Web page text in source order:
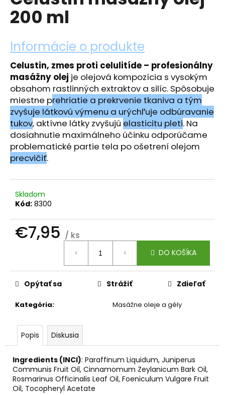
0,0
z
hviezdičiek.
200 ml
Informácie o produkte
Celustin, zmes proti celulitíde – profesionálny
masážny olej je olejová kompozícia s vysokým
obsahom rastlinných extraktov a silíc. Spôsobuje
miestne prehriatie a prekrvenie tkaniva a tým
zvyšuje látkovú výmenu a urýchľuje odbúravanie
tukov, aktívne látky zvyšujú elasticitu pleti. Na
dosiahnutie maximálneho účinku odporúčame
problematické partie tela po ošetrení olejom
precvičiť.
Skladom
Kód: 8300
€7,95 / ks
DO KOŠÍKA
Kategória: Masážne oleje a gély
Opýtať sa Strážiť Zdieľať
Popis Diskusia
Ingredients (INCI): Paraffinum Liquidum, Juniperus
Communis Fruit Oil, Cinnamomum Zeylanicum Bark Oil,
Rosmarinus Officinalis Leaf Oil, Foeniculum Vulgare Fruit
Oil, Tocopheryl Acetate
á
j
s
ť
?
HĽADAŤ
O
p
o
ú
č
a
HELIKOSTOP
€25